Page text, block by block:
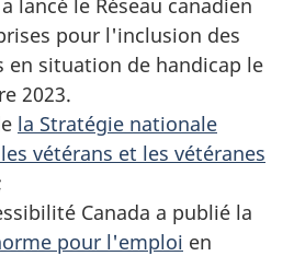
pour l'inclusion des
en situation de handicap le
2023.
la Stratégie nationale
vétérans et les vétéranes
Canada a publié la
pour l'emploi en